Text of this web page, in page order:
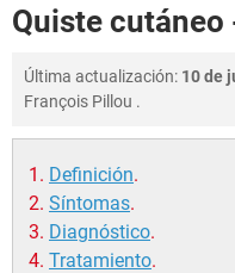
SALUD
FAMILIA
NUTRICIÓN
BIENESTAR
SEXUALIDAD
Quiste cutáneo
Última actualización: 10 de
François Pillou .
Definición.
Síntomas.
Diagnóstico.
Tratamiento.